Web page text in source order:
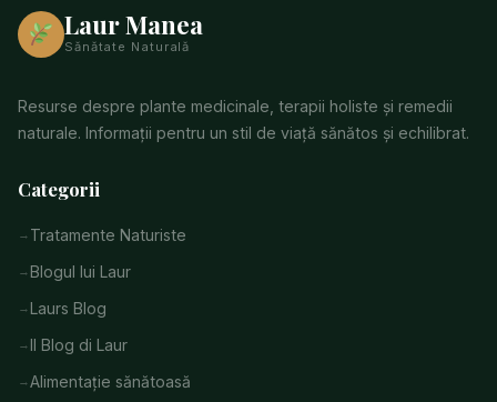
Laur Manea
Sănătate Naturală
Resurse despre plante medicinale, terapii holiste și remedii
naturale. Informații pentru un stil de viață sănătos și echilibrat.
Categorii
Tratamente Naturiste
Blogul lui Laur
Laurs Blog
Il Blog di Laur
Alimentație sănătoasă